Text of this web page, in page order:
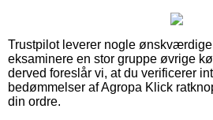
Trustpilot leverer nogle
eksaminere en stor gruppe øvrige
derved foreslår vi, at du verificerer
bedømmelser af Agropa Klick
din ordre.